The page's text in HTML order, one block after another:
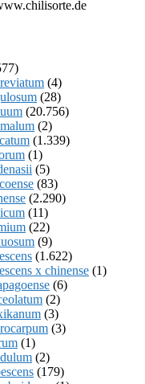
(4)
(28)
(20.756)
(2)
(1.339)
(1)
(5)
(83)
(2.290)
(11)
(22)
(9)
(1.622)
x chinense (1)
(6)
(2)
(3)
(3)
(1)
(2)
(179)